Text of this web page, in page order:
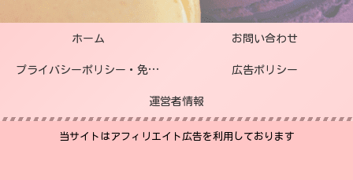
ホーム お問い合わせ
プライバシーポリシー・免責事項 広告ポリシー
運営者情報
当サイトはアフィリエイト広告を利用しております